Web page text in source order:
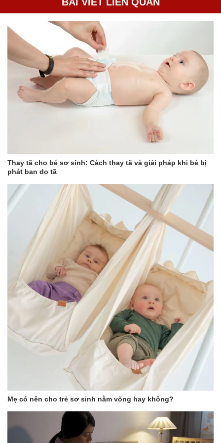
Thay tã cho bé sơ sinh: Cách thay tã và giải pháp khi bé bị
phát ban do tã
Mẹ có nên cho trẻ sơ sinh nằm võng hay không?